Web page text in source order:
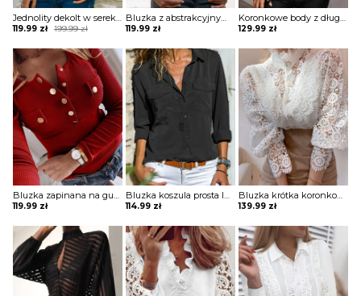
Jednolity dekolt w serek bez rękawów casual tops bluzka Porsha
199.99zł
Original
was:
199.99 zł.
119.99 zł
Current
is:
119.99 zł.
Bluzka z abstrakcyjnym nadrukiem na suwak Kim
119.99 zł
Koronkowe body z długimi rękawami Shasta
129.99 zł
Bluzka zapinana na guziki z długim rękawem Dimitrijka
119.99 zł
Bluzka koszula prosta luźna na guziki kołnierz długi prosty rękaw mankiet kieszenie Veva
114.99 zł
Bluzka krótka koronkowa bez dekoltu na guziki golf długie bufiaste prześwitujące koronkowe rękawy Clair
139.99 zł